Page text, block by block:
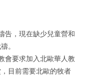
告，現在缺少兒童營和
。
會要求加入北歐華人教
目前需要北歐的牧者